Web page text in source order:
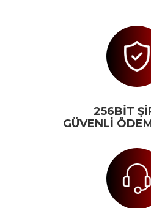
256BİT
GÜVENLİ